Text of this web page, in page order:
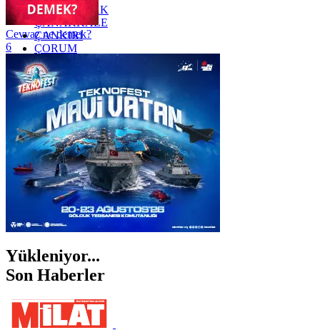
ZONGULDAK
ÇANAKKALE
ÇANKIRI
ÇORUM
İSTANBUL
İZMİR
ŞANLIURFA
ŞIRNAK
Cevvaz ne demek?
6
Yükleniyor...
Son Haberler